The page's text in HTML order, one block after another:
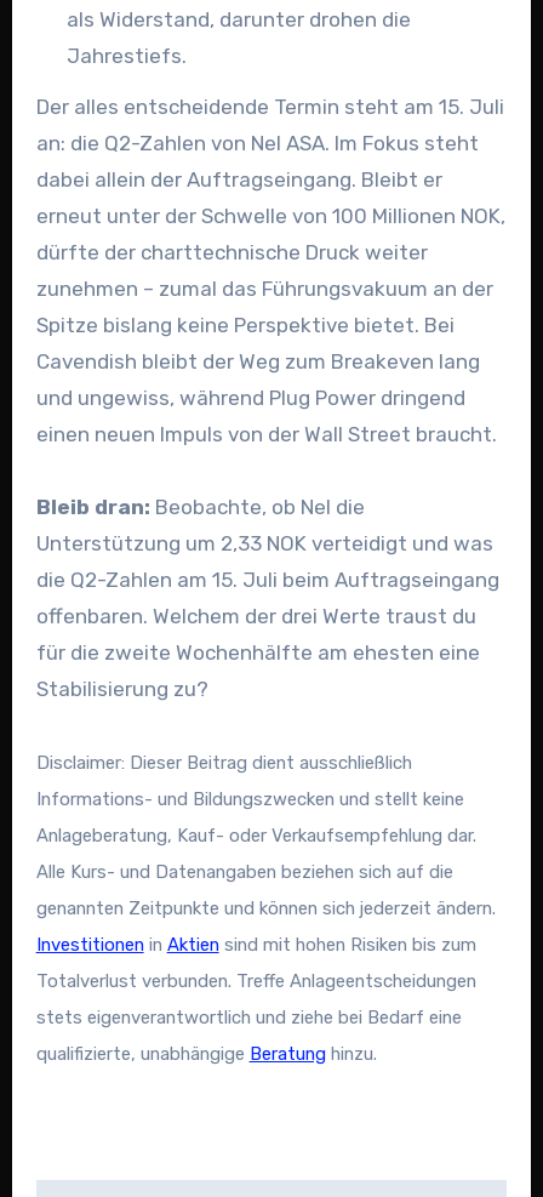
als Widerstand, darunter drohen die
Jahrestiefs.
Der alles entscheidende Termin steht am 15. Juli
an: die Q2-Zahlen von Nel ASA. Im Fokus steht
dabei allein der Auftragseingang. Bleibt er
erneut unter der Schwelle von 100 Millionen NOK,
dürfte der charttechnische Druck weiter
zunehmen – zumal das Führungsvakuum an der
Spitze bislang keine Perspektive bietet. Bei
Cavendish bleibt der Weg zum Breakeven lang
und ungewiss, während Plug Power dringend
einen neuen Impuls von der Wall Street braucht.
Bleib dran: Beobachte, ob Nel die
Unterstützung um 2,33 NOK verteidigt und was
die Q2-Zahlen am 15. Juli beim Auftragseingang
offenbaren. Welchem der drei Werte traust du
für die zweite Wochenhälfte am ehesten eine
Stabilisierung zu?
Disclaimer: Dieser Beitrag dient ausschließlich
Informations- und Bildungszwecken und stellt keine
Anlageberatung, Kauf- oder Verkaufsempfehlung dar.
Alle Kurs- und Datenangaben beziehen sich auf die
genannten Zeitpunkte und können sich jederzeit ändern.
Investitionenin Aktiensind mit hohen Risiken bis zum
Totalverlust verbunden. Treffe Anlageentscheidungen
stets eigenverantwortlich und ziehe bei Bedarf eine
qualifizierte, unabhängige Beratunghinzu.